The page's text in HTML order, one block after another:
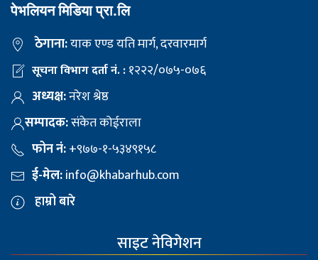
पेभलियन मिडिया प्रा.लि
ठेगाना:याक एण्ड यति मार्ग, दरवारमार्ग
सूचना विभाग दर्ता नं. :१२२२/०७५-०७६
अध्यक्ष:नरेश श्रेष्ठ
सम्पादक:संकेत कोईराला
फोन नं:+९७७-१-५३४९१५८
ई-मेल:info@khabarhub.com
हाम्रो बारे
साइट नेविगेशन